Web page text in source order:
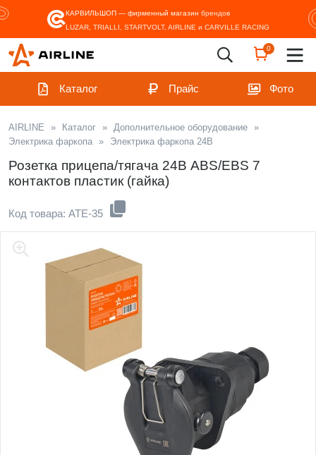
КАРВИЛЬШОП — фирменный магазин брендов
LUZAR, TRIALLI, STARTVOLT, AIRLINE и CARVILLE RACING
0
Каталог Прайс Фото
AIRLINE » Каталог » Дополнительное оборудование »
Электрика фаркопа » Электрика фаркопа 24В
Розетка прицепа/тягача 24В ABS/EBS 7
контактов пластик (гайка)
Код товара: ATE-35